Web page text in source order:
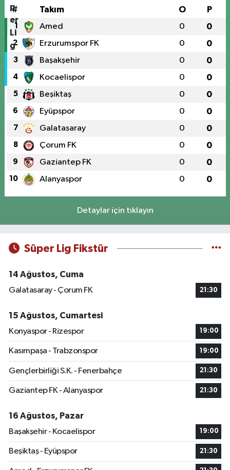
# Takım O P
1 Amed 0 0
2 Erzurumspor FK 0 0
3 Başakşehir 0 0
4 Kocaelispor 0 0
5 Beşiktaş 0 0
6 Eyüpspor 0 0
7 Galatasaray 0 0
8 Çorum FK 0 0
9 Gaziantep FK 0 0
10 Alanyaspor 0 0
Detaylar için tıklayın
Süper Lig Fikstür
14 Ağustos, Cuma
Galatasaray - Çorum FK
21:30
15 Ağustos, Cumartesi
Konyaspor - Rizespor
19:00
Kasımpaşa - Trabzonspor 19:00
Gençlerbirliği S.K. - Fenerbahçe 21:30
Gaziantep FK - Alanyaspor 21:30
16 Ağustos, Pazar
Başakşehir - Kocaelispor
19:00
Beşiktaş - Eyüpspor 21:30